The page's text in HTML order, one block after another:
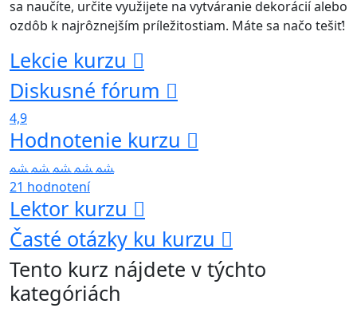
sa naučíte, určite využijete na vytváranie dekorácií alebo
ozdôb k najrôznejším príležitostiam. Máte sa načo tešiť!
Lekcie kurzu
Diskusné fórum
4,9
Hodnotenie kurzu
21 hodnotení
Lektor kurzu
Časté otázky ku kurzu
Tento kurz nájdete v týchto
kategóriách